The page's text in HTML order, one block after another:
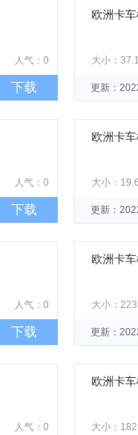
人气：0
下载
欧洲卡
大小：
更新：
人气：0
下载
欧洲卡
大小：
更新：
人气：0
下载
欧洲卡
大小：
更新：
人气：0
欧洲卡
大小：